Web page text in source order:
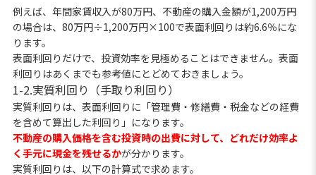
例えば、年間家賃収入が80万円、不動産の購入金額が1,200万円
の場合は、80万円÷1,200万円×100で表面利回りは約6.6％にな
ります。
表面利回りだけで、投資効率を見極めることはできません。表面
利回りはあくまでも参考値にとどめておきましょう。
1-2.実質利回り（手取り利回り）
実質利回りは、表面利回りに「管理費・修繕費・税金などの経費
を含めて算出した利回り」になります。
不動産の購入価格を含む投資時の出費に対して、どれだけ効率よ
く手元に現金を残せるかが分かります。
実質利回りは、以下の計算式で求めます。